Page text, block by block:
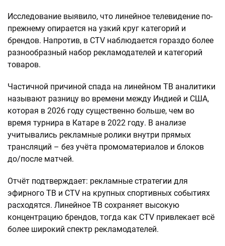
Исследование выявило, что линейное телевидение по-
прежнему опирается на узкий круг категорий и
брендов. Напротив, в CTV наблюдается гораздо более
разнообразный набор рекламодателей и категорий
товаров.
Частичной причиной спада на линейном ТВ аналитики
называют разницу во времени между Индией и США,
которая в 2026 году существенно больше, чем во
время турнира в Катаре в 2022 году. В анализе
учитывались рекламные ролики внутри прямых
трансляций – без учёта промоматериалов и блоков
до/после матчей.
Отчёт подтверждает: рекламные стратегии для
эфирного ТВ и CTV на крупных спортивных событиях
расходятся. Линейное ТВ сохраняет высокую
концентрацию брендов, тогда как CTV привлекает всё
более широкий спектр рекламодателей.